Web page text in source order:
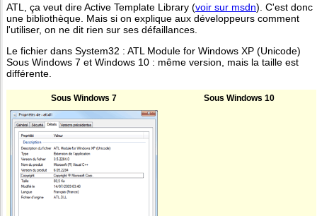
ATL, ça veut dire Active Template Library (voir sur msdn). C'est donc
une bibliothèque. Mais si on explique aux développeurs comment
l'utiliser, on ne dit rien sur ses défaillances.
Le fichier dans System32 : ATL Module for Windows XP (Unicode)
Sous Windows 7 et Windows 10 : même version, mais la taille est
différente.
Sous Windows 7 Sous Windows 10